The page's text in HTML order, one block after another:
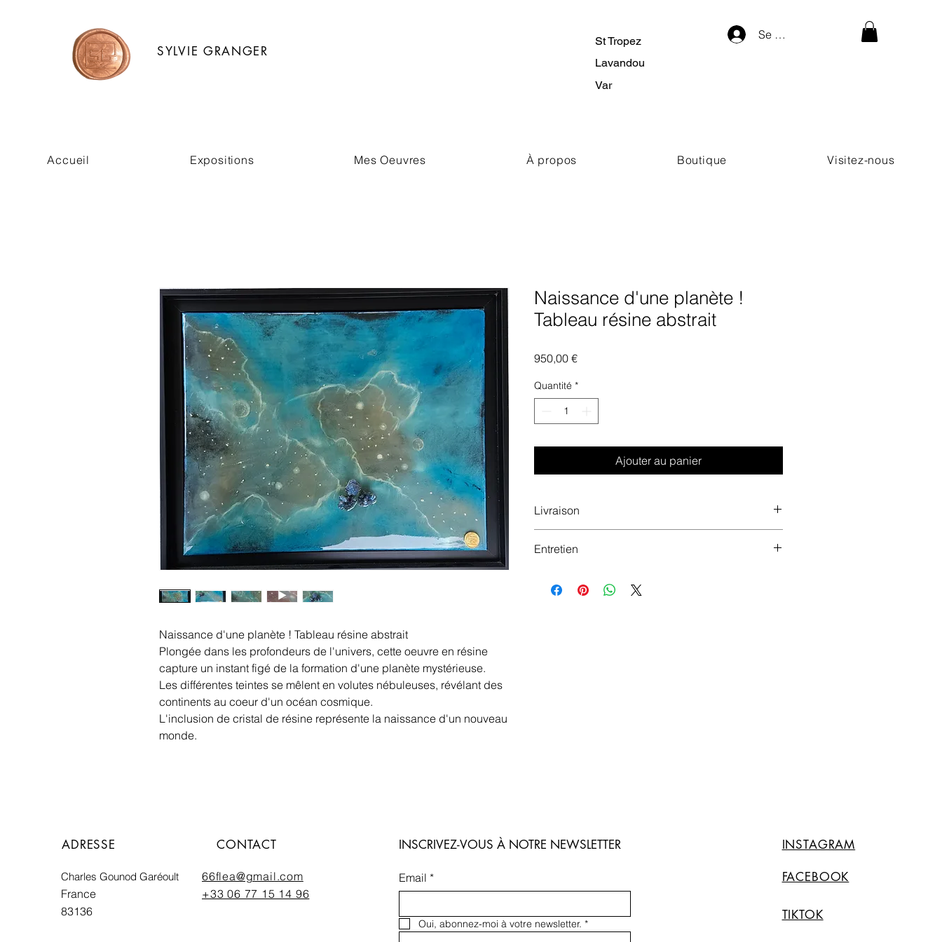
SYLVIE GRANGER
St Tropez Se connecter
Lavandou
Var
Accueil Expositions Mes Oeuvres À propos Boutique Visitez-nous
Naissance d'une planète ! Tableau résine abstrait
Plongée dans les profondeurs de l'univers, cette oeuvre en résine
capture un instant figé de la formation d'une planète mystérieuse.
Les différentes teintes se mêlent en volutes nébuleuses, révélant des
continents au coeur d'un océan cosmique.
L'inclusion de cristal de résine représente la naissance d'un nouveau
monde.
Naissance d'une planète !
Tableau résine abstrait
950,00 €Prix
Quantité *
Ajouter au panier
Livraison
Entretien
ADRESSE
Charles Gounod Garéoult
France
83136
CONTACT
66flea@gmail.com
+33 06 77 15 14 96
INSCRIVEZ-VOUS À NOTRE NEWSLETTER
Email *
Oui, abonnez-moi à votre newsletter. *
INSTAGRAM
FACEBOOK
TIKTOK